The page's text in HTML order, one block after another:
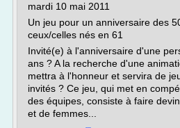
mardi 10 mai 2011
Un jeu pour un anniversaire des
ceux/celles nés en 61
Invité(e) à l'anniversaire d'une
ans ? A la recherche d'une
mettra à l'honneur et servira de
invités ? Ce jeu, qui met en
des équipes, consiste à faire
et de femmes...